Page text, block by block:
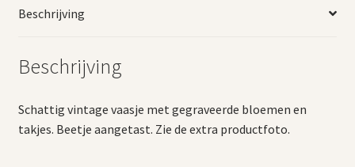
Beschrijving
Beschrijving
Schattig vintage vaasje met gegraveerde bloemen en
takjes. Beetje aangetast. Zie de extra productfoto.